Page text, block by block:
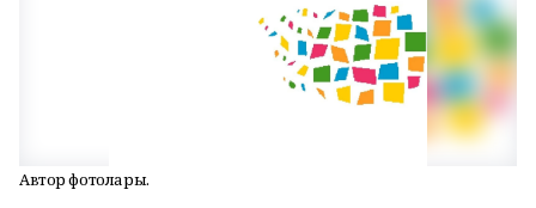
Автор фотолары.